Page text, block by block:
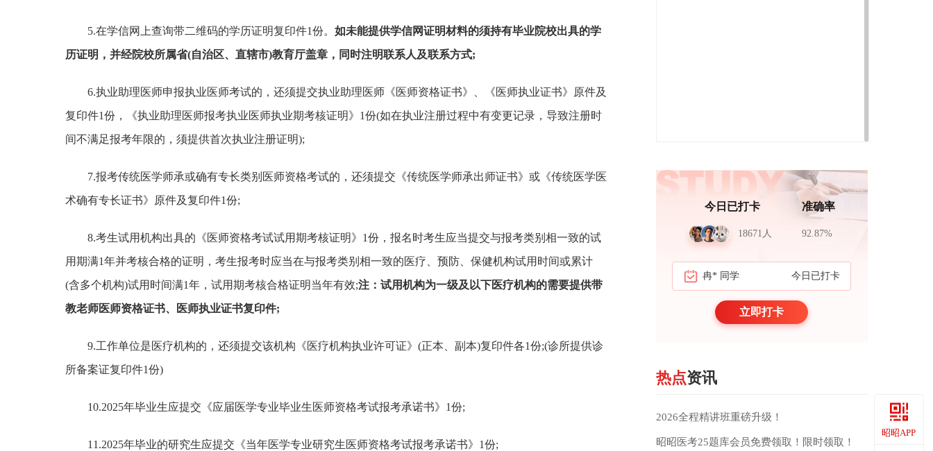
5.在学信网上查询带二维码的学历证明复印件1份。如未能提供学信网证明材料的须持有毕业院校出具的学
历证明，并经院校所属省(自治区、直辖市)教育厅盖章，同时注明联系人及联系方式;
6.执业助理医师申报执业医师考试的，还须提交执业助理医师《医师资格证书》、《医师执业证书》原件及
复印件1份，《执业助理医师报考执业医师执业期考核证明》1份(如在执业注册过程中有变更记录，导致注册时
间不满足报考年限的，须提供首次执业注册证明);
7.报考传统医学师承或确有专长类别医师资格考试的，还须提交《传统医学师承出师证书》或《传统医学医
术确有专长证书》原件及复印件1份;
8.考生试用机构出具的《医师资格考试试用期考核证明》1份，报名时考生应当提交与报考类别相一致的试
用期满1年并考核合格的证明，考生报考时应当在与报考类别相一致的医疗、预防、保健机构试用时间或累计
(含多个机构)试用时间满1年，试用期考核合格证明当年有效;注：试用机构为一级及以下医疗机构的需要提供带
教老师医师资格证书、医师执业证书复印件;
9.工作单位是医疗机构的，还须提交该机构《医疗机构执业许可证》(正本、副本)复印件各1份;(诊所提供诊
所备案证复印件1份)
10.2025年毕业生应提交《应届医学专业毕业生医师资格考试报考承诺书》1份;
11.2025年毕业的研究生应提交《当年医学专业研究生医师资格考试报考承诺书》1份;
今日已打卡
18671人
准确率
92.87%
冉* 同学 今日已打卡
立即打卡
热点资讯
2026全程精讲班重磅升级！
昭昭医考25题库会员免费领取！限时领取！
昭昭APP